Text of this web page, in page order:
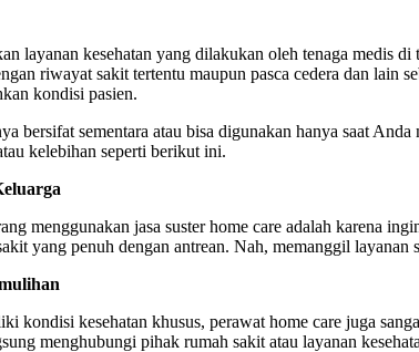
layanan kesehatan yang dilakukan oleh tenaga medis
riwayat sakit tertentu maupun pasca cedera dan lain
kondisi pasien.
bersifat sementara atau bisa digunakan hanya saat
kelebihan seperti berikut ini.
menggunakan jasa suster home care adalah karena
yang penuh dengan antrean. Nah, memanggil
kondisi kesehatan khusus, perawat home care juga
menghubungi pihak rumah sakit atau layanan